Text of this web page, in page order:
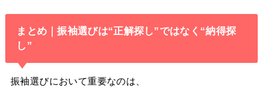
まとめ｜振袖選びは“正解探し”ではなく“納得探
し”
振袖選びにおいて重要なのは、